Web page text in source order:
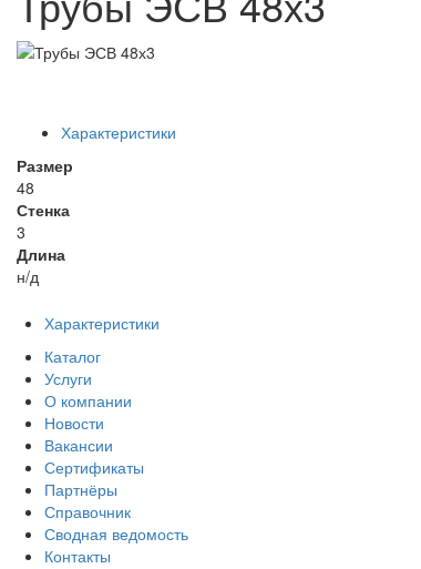
Характеристики
Размер
48
Стенка
3
Длина
н/д
Характеристики
Каталог
Услуги
О компании
Новости
Вакансии
Сертификаты
Партнёры
Справочник
Сводная ведомость
Контакты